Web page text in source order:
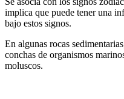
implica que puede tener una
bajo estos signos.
En algunas rocas
conchas de organismos
moluscos.